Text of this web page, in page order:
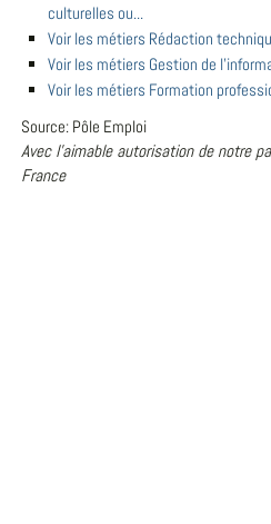
culturelles ou...
Voir les métiers Rédaction
Voir les métiers Gestion de
Voir les métiers Formation
Source: Pôle Emploi
Avec l'aimable autorisation de notre
France